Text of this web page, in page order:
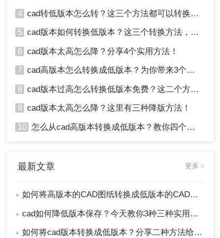
4 cad转低版本怎么转？这三个方法都可以转换版本！
5 cad版本如何转换低版本？这三个转换方法，你一定要学会！
6 cad版本太高怎么降？分享4个实用方法！
7 cad高版本怎么转换成低版本？为你带来3个好用的方法！
8 cad版本过高怎么转换低版本免费？这二个方法了解一下！
9 cad版本太高怎么降？这里有三种降版方法！
10 怎么从cad高版本转换成低版本？教你四个小妙招轻松搞定！
最新文章 更多 >
● 如何将高版本的CAD图纸转换成低版本的CAD图纸？3种实用方法对比！
● cad如何降低版本保存？今天教你3种三种实用方法对比！
● 如何将cad版本转换成低版本？分享二种方法给你！3秒实现~！